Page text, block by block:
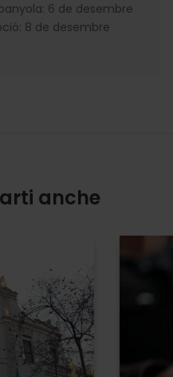
6 de desembre
8 de desembre
anche